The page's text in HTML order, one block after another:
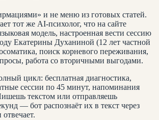
и не меню из готовых статей.
тот же AI-психолог, что на сайте
модель, настроенная вести сессию
Екатерины Духаниной (12 лет частной
поиск корневого переживания,
работа со вторичными выгодами.
цикл: бесплатная диагностика,
сессии по 45 минут, напоминания
текстом или отправляешь
— бот распознаёт их в текст через